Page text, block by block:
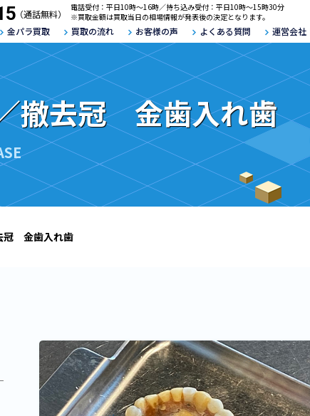
（通話無料）
電話受付：平日10時～16時／持ち込み受付：平日10時～15時30分
※買取金額は買取当日の相場情報が発表後の決定となります。
金パラ買取 買取の流れ お客様の声 よくある質問 運営会社
撤去冠 金歯入れ歯
冠 金歯入れ歯